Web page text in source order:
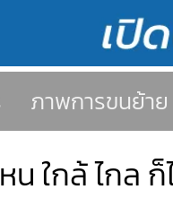
ภาพการขนย้าย
ใกล้ ไกล